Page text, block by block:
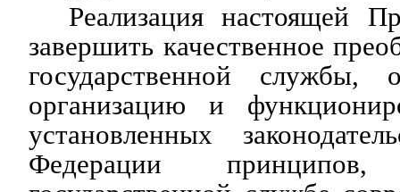
Реализация настоящей
завершить качественное
государственной службы,
организацию и
установленных
Федерации